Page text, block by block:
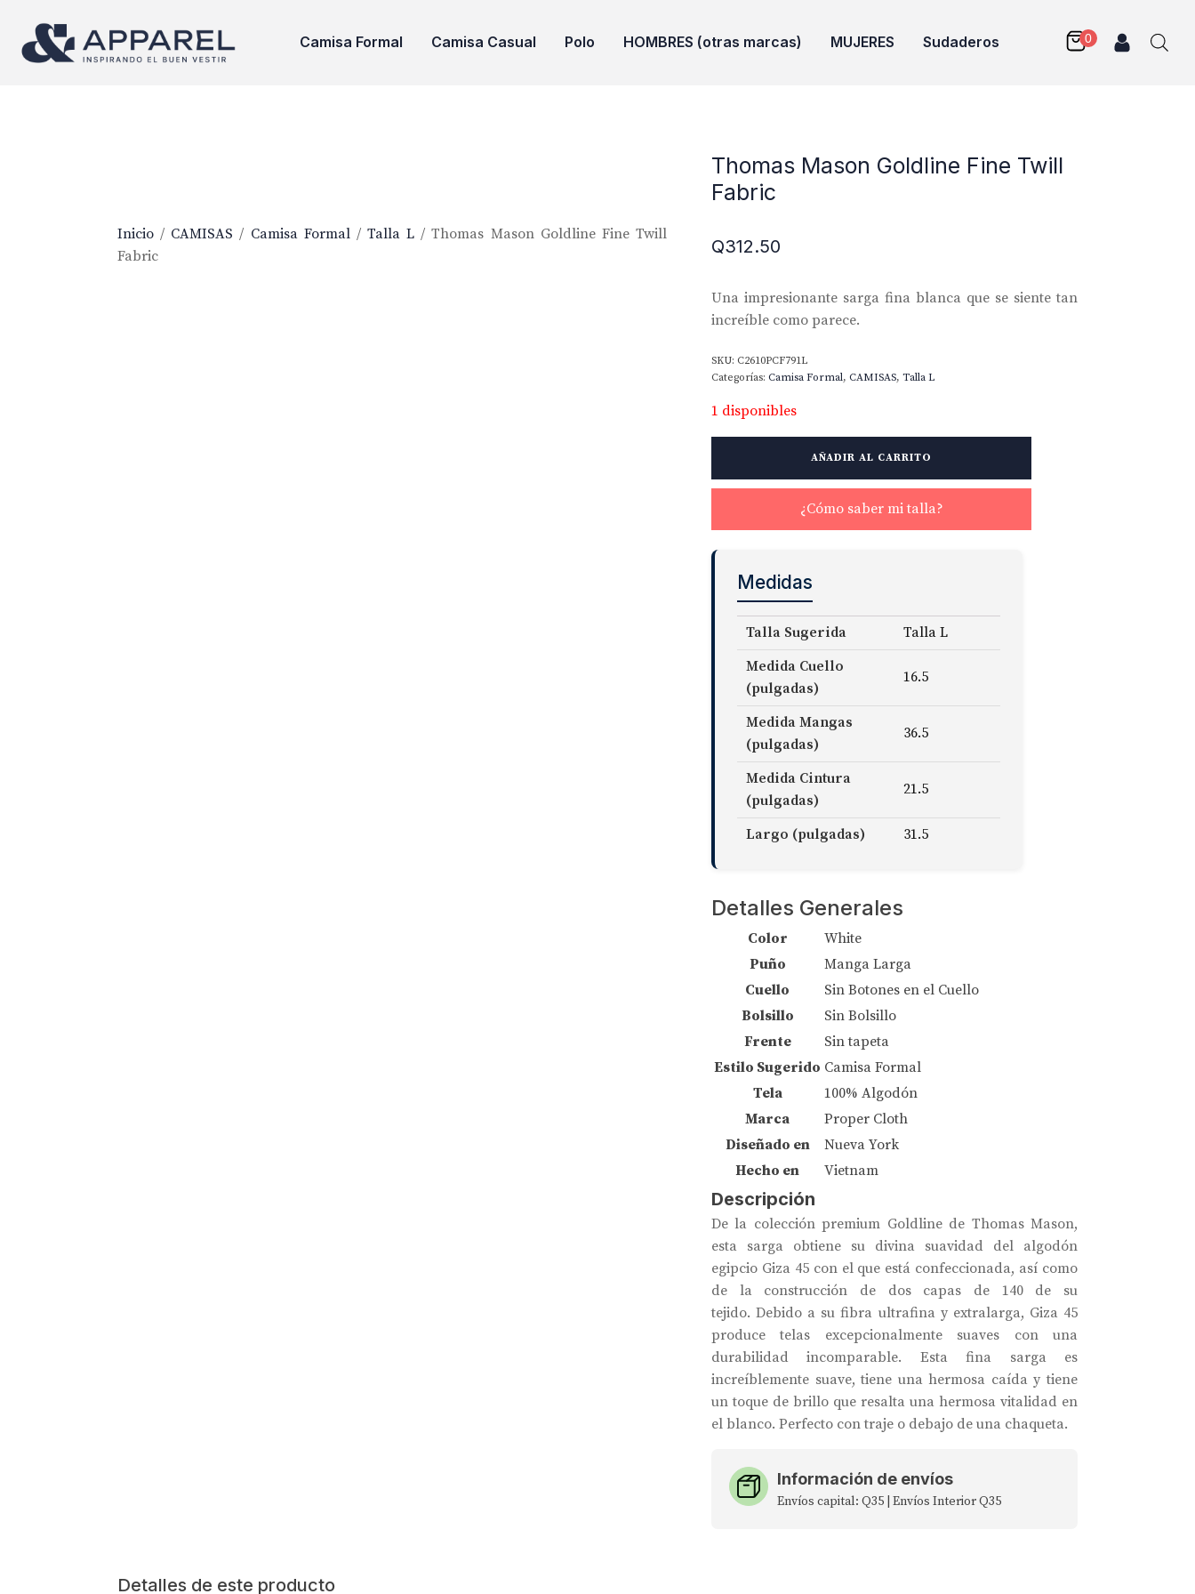
Camisa Formal Camisa Casual Polo HOMBRES (otras marcas) MUJERES Sudaderos
Inicio / CAMISAS / Camisa Formal/Talla L / Thomas Mason Goldline Fine Twill
Fabric
Thomas Mason Goldline Fine Twill
Fabric
Q312.50
Una impresionante sarga fina blanca que se siente tan
increíble como parece.
SKU: C2610PCF791L
Categorías: Camisa Formal, CAMISAS, Talla L
1 disponibles
Goldline
cantidad
AÑADIR AL CARRITO
¿Cómo saber mi talla?
Medidas
Talla Sugerida
Talla L
Medida Cuello
(pulgadas)
16.5
Medida Mangas
(pulgadas)
36.5
Medida Cintura
(pulgadas)
21.5
Largo (pulgadas) 31.5
Detalles Generales
Color
White
Puño
Manga Larga
Cuello
Sin Botones en el Cuello
Bolsillo
Sin Bolsillo
Frente
Sin tapeta
Estilo Sugerido Camisa Formal
Tela
100% Algodón
Marca
Proper Cloth
Diseñado en
Nueva York
Hecho en
Vietnam
Descripción
De la colección premium Goldline de Thomas Mason,
esta sarga obtiene su divina suavidad del algodón
egipcio Giza 45 con el que está confeccionada, así como
de la construcción de dos capas de 140 de su
tejido. Debido a su fibra ultrafina y extralarga, Giza 45
produce telas excepcionalmente suaves con una
durabilidad incomparable. Esta fina sarga es
increíblemente suave, tiene una hermosa caída y tiene
un toque de brillo que resalta una hermosa vitalidad en
el blanco. Perfecto con traje o debajo de una chaqueta.
Información de envíos
Envíos capital: Q35 | Envíos Interior Q35
Detalles de este producto